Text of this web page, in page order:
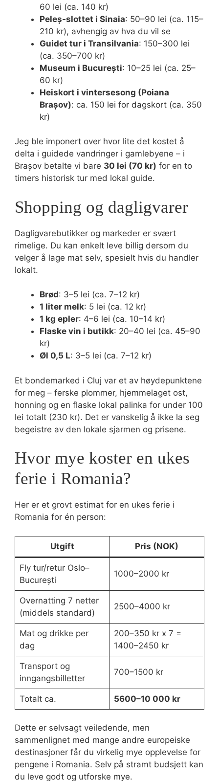
60 lei (ca. 140 kr)
Peleș-slottet i Sinaia: 50–90 lei (ca. 115–
210 kr), avhengig av hva du vil se
Guidet tur i Transilvania: 150–300 lei
(ca. 350–700 kr)
Museum i București: 10–25 lei (ca. 25–
60 kr)
Heiskort i vintersesong (Poiana
Brașov): ca. 150 lei for dagskort (ca. 350
kr)
Jeg ble imponert over hvor lite det kostet å
delta i guidede vandringer i gamlebyene – i
Brașov betalte vi bare 30 lei (70 kr) for en to
timers historisk tur med lokal guide.
Shopping og dagligvarer
Dagligvarebutikker og markeder er svært
rimelige. Du kan enkelt leve billig dersom du
velger å lage mat selv, spesielt hvis du handler
lokalt.
Brød: 3–5 lei (ca. 7–12 kr)
1 liter melk: 5 lei (ca. 12 kr)
1 kg epler: 4–6 lei (ca. 10–14 kr)
Flaske vin i butikk: 20–40 lei (ca. 45–90
kr)
Øl 0,5 L: 3–5 lei (ca. 7–12 kr)
Et bondemarked i Cluj var et av høydepunktene
for meg – ferske plommer, hjemmelaget ost,
honning og en flaske lokal palinka for under 100
lei totalt (230 kr). Det er vanskelig å ikke la seg
begeistre av den lokale sjarmen og prisene.
Hvor mye koster en ukes
ferie i Romania?
Her er et grovt estimat for en ukes ferie i
Romania for én person:
Utgift Pris (NOK)
Fly tur/retur Oslo–
București
1000–2000 kr
Overnatting 7 netter
(middels standard)
2500–4000 kr
Mat og drikke per
dag
200–350 kr x 7 =
1400–2450 kr
Transport og
inngangsbilletter
700–1500 kr
Totalt ca. 5600–10 000 kr
Dette er selvsagt veiledende, men
sammenlignet med mange andre europeiske
destinasjoner får du virkelig mye opplevelse for
pengene i Romania. Selv på stramt budsjett kan
du leve godt og utforske mye.